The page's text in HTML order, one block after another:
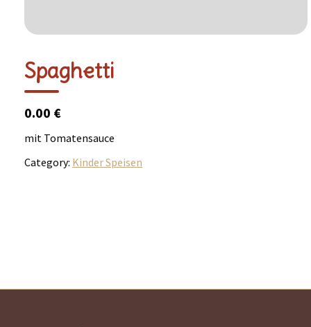
Spaghetti
0.00 €
mit Tomatensauce
Category: Kinder Speisen